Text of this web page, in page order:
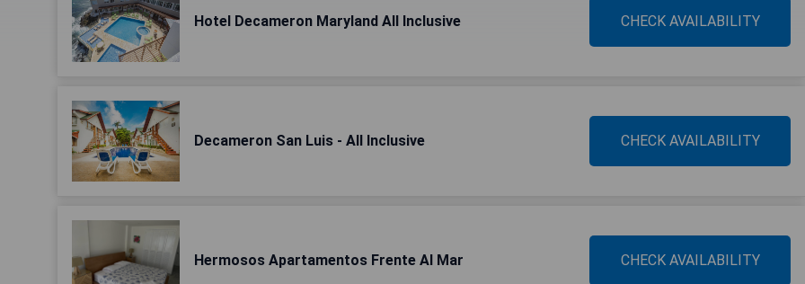
Hotel Decameron Maryland All Inclusive CHECK AVAILABILITY
Decameron San Luis - All Inclusive CHECK AVAILABILITY
Hermosos Apartamentos Frente Al Mar CHECK AVAILABILITY